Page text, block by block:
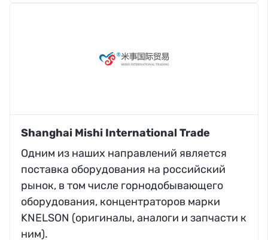
Shanghai Mishi International Trade
Одним из наших направлений является
поставка оборудования на российский
рынок, в том числе горнодобывающего
оборудования, концентраторов марки
KNELSON (оригиналы, аналоги и запчасти к
ним).